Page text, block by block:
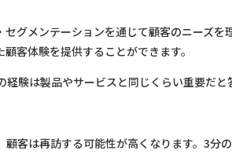
グメンテーションを通じて顧客のニーズを
客体験を提供することができます。
経験は製品やサービスと同じくらい重要だと
客は再訪する可能性が高くなります。3分